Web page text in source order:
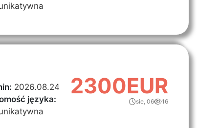
2026.08.24
języka:
2300EUR
sie, 06 16